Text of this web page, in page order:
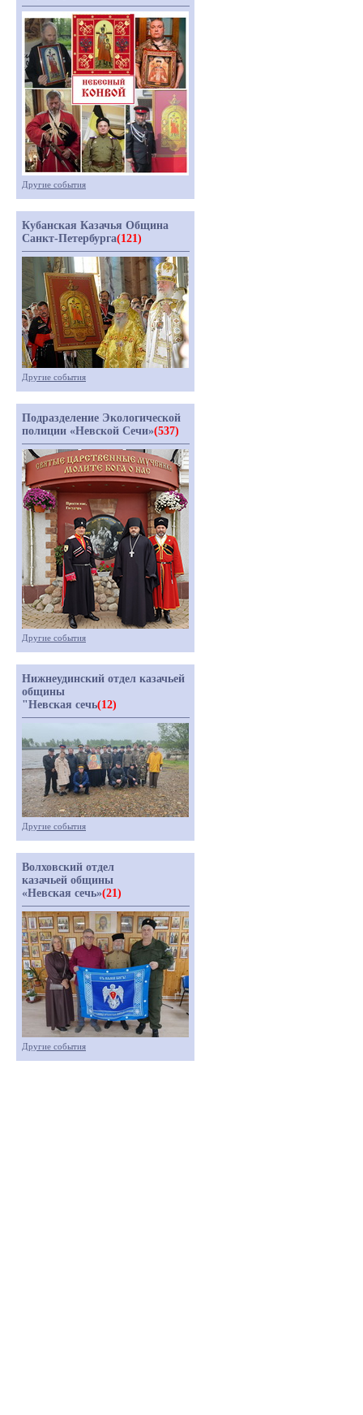
Другие события
Кубанская Казачья Община
Санкт-Петербурга(121)
Другие события
Подразделение Экологической
полиции «Невской Сечи»(537)
Другие события
Нижнеудинский отдел казачьей
общины
"Невская сечь(12)
Другие события
Волховский отдел
казачьей общины
«Невская сечь»(21)
Другие события